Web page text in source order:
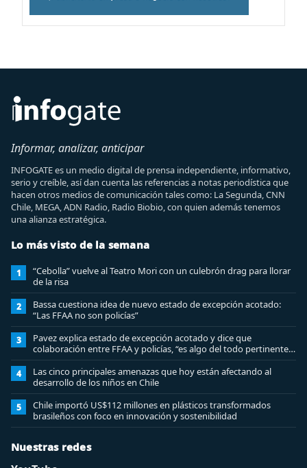
Informar, analizar, anticipar
INFOGATE es un medio digital de prensa independiente, informativo,
serio y creíble, así dan cuenta las referencias a notas periodística que
hacen otros medios de comunicación tales como: La Segunda, CNN
Chile, MEGA, ADN Radio, Radio Biobio, con quien además tenemos
una alianza estratégica.
Lo más visto de la semana
1
“Cebolla” vuelve al Teatro Mori con un culebrón drag para llorar
de la risa
2
Bassa cuestiona idea de nuevo estado de excepción acotado:
“Las FFAA no son policías”
3
Pavez explica estado de excepción acotado y dice que
colaboración entre FFAA y policías, “es algo del todo pertinente
analizar”
4
Las cinco principales amenazas que hoy están afectando al
desarrollo de los niños en Chile
5
Chile importó US$112 millones en plásticos transformados
brasileños con foco en innovación y sostenibilidad
Nuestras redes